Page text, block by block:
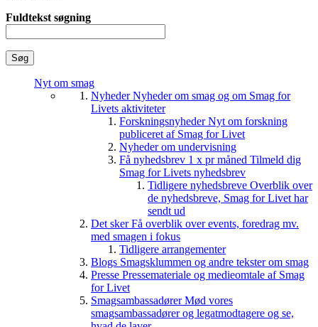
Fuldtekst søgning
Nyt om smag
NyhederNyheder om smag og om Smag for
Livets aktiviteter
ForskningsnyhederNyt om forskning
publiceret af Smag for Livet
Nyheder om undervisning
Få nyhedsbrev 1 x pr måned Tilmeld dig
Smag for Livets nyhedsbrev
Tidligere nyhedsbreve Overblik over
de nyhedsbreve, Smag for Livet har
sendt ud
Det skerFå overblik over events, foredrag mv.
med smagen i fokus
Tidligere arrangementer
Blogs Smagsklummen og andre tekster om smag
Presse Pressemateriale og medieomtale af Smag
for Livet
SmagsambassadørerMød vores
smagsambassadører og legatmodtagere og se,